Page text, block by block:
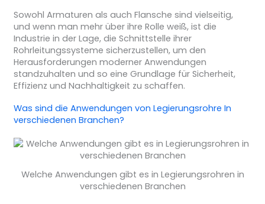
Sowohl Armaturen als auch Flansche sind vielseitig,
und wenn man mehr über ihre Rolle weiß, ist die
Industrie in der Lage, die Schnittstelle ihrer
Rohrleitungssysteme sicherzustellen, um den
Herausforderungen moderner Anwendungen
standzuhalten und so eine Grundlage für Sicherheit,
Effizienz und Nachhaltigkeit zu schaffen.
Was sind die Anwendungen von Legierungsrohre In
verschiedenen Branchen?
Welche Anwendungen gibt es in Legierungsrohren in
verschiedenen Branchen